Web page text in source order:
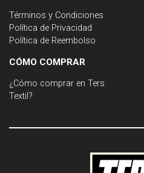
Términos y Condiciones
Política de Privacidad
Política de Reembolso
CÓMO COMPRAR
¿Cómo comprar en Ters
Textil?